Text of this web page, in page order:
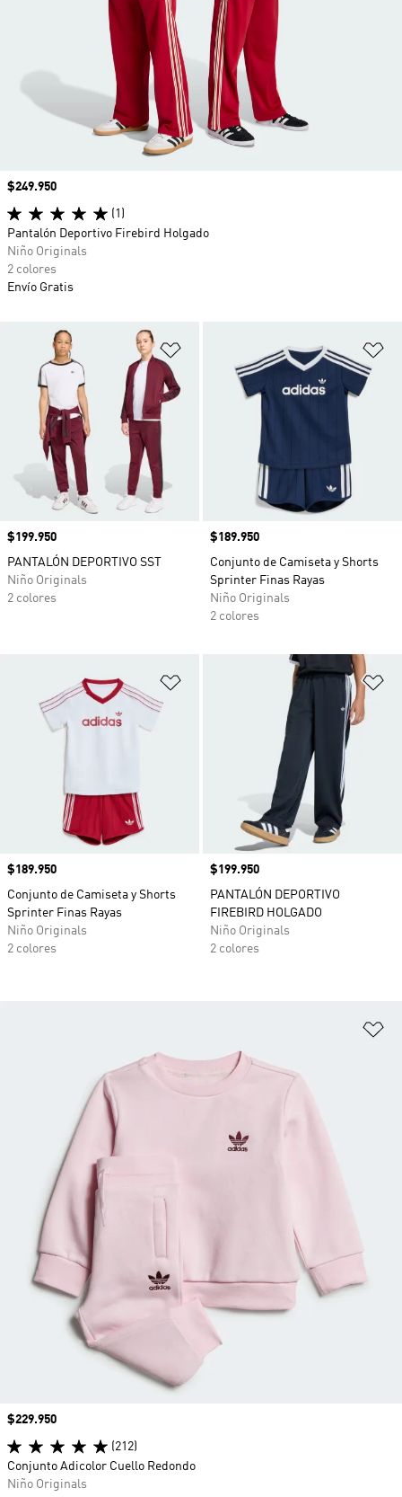
Añadir a la lista de deseos
Precio
$199.950
PANTALÓN DEPORTIVO SST
Niño Originals
2 colores
Precio
$189.950
Conjunto de Camiseta y Shorts
Sprinter Finas Rayas
Niño Originals
2 colores
Añadir a la lista de deseos
Precio
$189.950
Conjunto de Camiseta y Shorts
Sprinter Finas Rayas
Niño Originals
2 colores
Precio
$199.950
PANTALÓN DEPORTIVO
FIREBIRD HOLGADO
Niño Originals
2 colores
Precio
$249.950
(1)
Pantalón Deportivo Firebird Holgado
Niño Originals
2 colores
Envío Gratis
Precio
$229.950
(212)
Conjunto Adicolor Cuello Redondo
Niño Originals